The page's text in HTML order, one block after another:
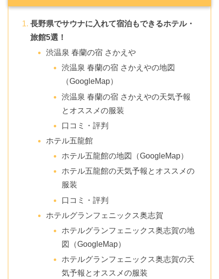
長野県でサウナに入れて宿泊もできるホテル・
旅館5選！
渋温泉 春蘭の宿 さかえや
渋温泉 春蘭の宿 さかえやの地図
（GoogleMap）
渋温泉 春蘭の宿 さかえやの天気予報
とオススメの服装
口コミ・評判
ホテル五龍館
ホテル五龍館の地図（GoogleMap）
ホテル五龍館の天気予報とオススメの
服装
口コミ・評判
ホテルグランフェニックス奥志賀
ホテルグランフェニックス奥志賀の地
図（GoogleMap）
ホテルグランフェニックス奥志賀の天
気予報とオススメの服装